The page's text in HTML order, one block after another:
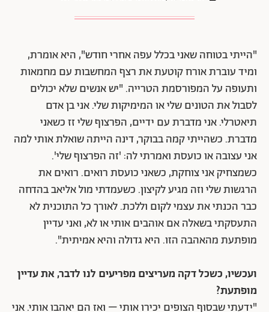
"הייתי בטוחה שאני בכלל עפה אחרי חודש", היא אומרת,
ומיד עוברת אורח קוטעת את רצף המחשבות עם מחמאות
ותעופה על המפורסמת הטרייה. "יש אנשים שלא יכולים
לסבול את הטונים שלי או המימיקות שלי. אני בן אדם
תיאטרלי. אני מדברת עם ידיים, הפרצוף שלי זז כשאני
מדברת. כשהייתי קמה בבוקר, דינה הייתה שואלת אותי למה
אני עצובה או כועסת ואמרתי לה: 'זה הפרצוף שלי'.
כשמצחיק אני צוחקת, כשאני כועסת רואים. רואים את
הרגשות שלי וזה מגיע לקיצון. כשעמדתי מול אליאב בהדחה
כבר הכנתי את עצמי לקום וללכת. לאורך כל התוכנית לא
התעסקתי בשאלה אם אוהבים אותי או לא, ואני עדיין
מופתעת מהאהבה הזו. היא גדולה והיא אמיתית".
ועכשיו, כשכל דקה מעריצים מפריעים לנו לדבר, את עדיין
מופתעת?
"ידעתי שבסוף הצופים יכירו אותי – ואז הם יאהבו אותי. אני